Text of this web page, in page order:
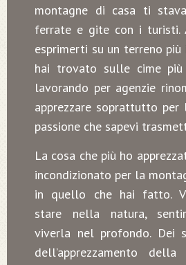
montagne di casa ti
ferrate e gite con i turisti.
esprimerti su un terreno
hai trovato sulle cime
lavorando per agenzie
apprezzare soprattutto per
passione che sapevi
La cosa che più ho
incondizionato per la
in quello che hai fatto.
stare nella natura,
viverla nel profondo. Dei
dell’apprezzamento